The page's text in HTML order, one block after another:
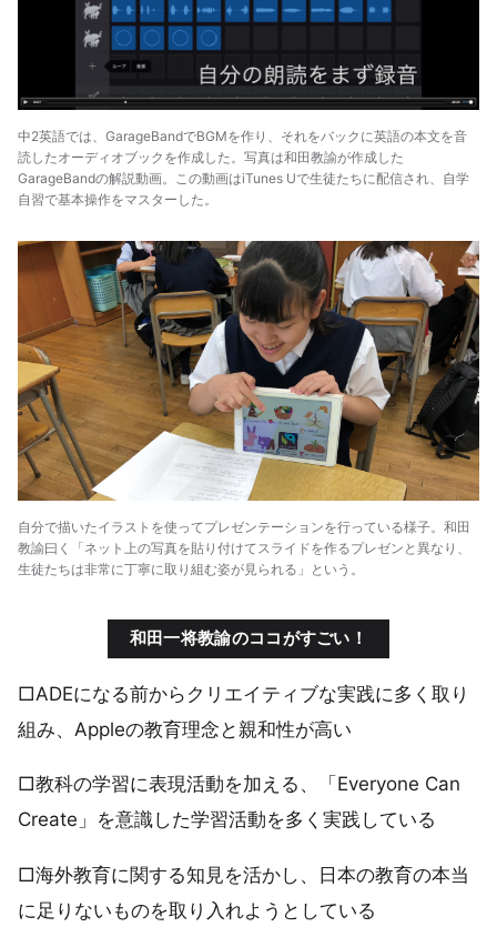
中2英語では、GarageBandでBGMを作り、それをバックに英語の本文を音
読したオーディオブックを作成した。写真は和田教諭が作成した
GarageBandの解説動画。この動画はiTunes Uで生徒たちに配信され、自学
自習で基本操作をマスターした。
自分で描いたイラストを使ってプレゼンテーションを行っている様子。和田
教諭曰く「ネット上の写真を貼り付けてスライドを作るプレゼンと異なり、
生徒たちは非常に丁寧に取り組む姿が見られる」という。
和田一将教諭のココがすごい！
□ADEになる前からクリエイティブな実践に多く取り
組み、Appleの教育理念と親和性が高い
□教科の学習に表現活動を加える、「Everyone Can
Create」を意識した学習活動を多く実践している
□海外教育に関する知見を活かし、日本の教育の本当
に足りないものを取り入れようとしている